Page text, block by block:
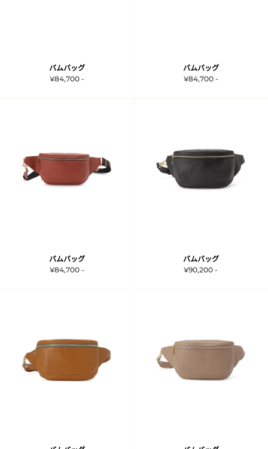
バムバッグ
¥84,700 -
バムバッグ
¥84,700 -
バムバッグ
¥84,700 -
バムバッグ
¥90,200 -